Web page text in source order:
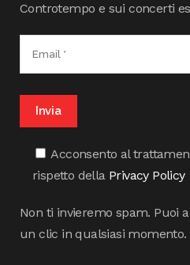
Controtempo e sui concerti
Acconsento al
rispetto della Privacy Policy
Non ti invieremo spam. Puoi
un clic in qualsiasi momento.